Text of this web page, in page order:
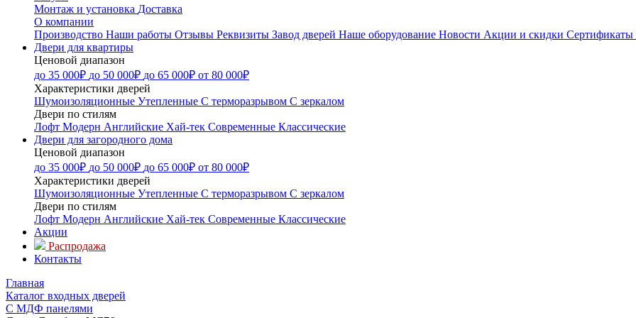
Монтаж и установка Доставка
О компании
Производство Наши работы Отзывы Реквизиты Завод дверей Наше оборудование Новости Акции и скидки Сертификаты
Двери для квартиры
Ценовой диапазон
до 35 000₽ до 50 000₽ до 65 000₽ от 80 000₽
Характеристики дверей
Шумоизоляционные Утепленные С терморазрывом С зеркалом
Двери по стилям
Лофт Модерн Английские Хай-тек Современные Классические
Двери для загородного дома
Ценовой диапазон
до 35 000₽ до 50 000₽ до 65 000₽ от 80 000₽
Характеристики дверей
Шумоизоляционные Утепленные С терморазрывом С зеркалом
Двери по стилям
Лофт Модерн Английские Хай-тек Современные Классические
Акции
Распродажа
Контакты
Главная
Каталог входных дверей
С МДФ панелями